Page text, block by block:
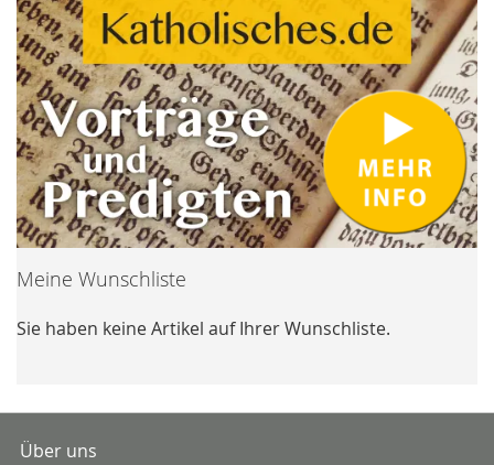
Meine Wunschliste
Sie haben keine Artikel auf Ihrer Wunschliste.
Über uns